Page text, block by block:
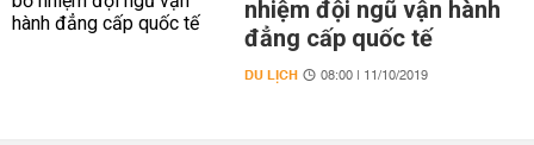
nhiệm đội ngũ vận hành
đẳng cấp quốc tế
DU LỊCH 08:00 | 11/10/2019